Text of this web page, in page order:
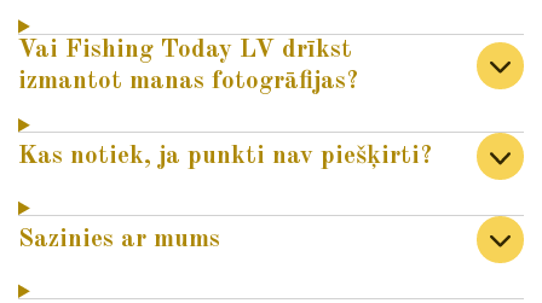
Vai Fishing Today LV drīkst
izmantot manas fotogrāfijas?
Kas notiek, ja punkti nav piešķirti?
Sazinies ar mums